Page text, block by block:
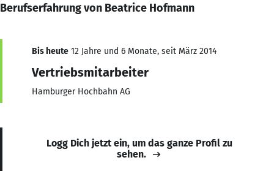
Berufserfahrung von Beatrice Hofmann
Bis heute 12 Jahre und 6 Monate, seit März 2014
Vertriebsmitarbeiter
Hamburger Hochbahn AG
Logg Dich jetzt ein, um das ganze Profil zu
sehen.